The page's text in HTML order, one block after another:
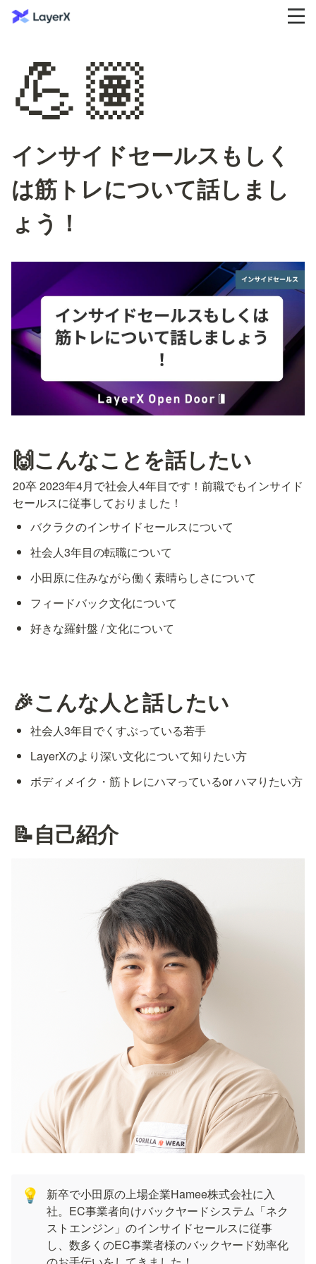
💪🏽
インサイドセールスもしく
は筋トレについて話しまし
ょう！
🙌こんなことを話したい
20卒 2023年4月で社会人4年目です！前職でもインサイド
セールスに従事しておりました！
バクラクのインサイドセールスについて
社会人3年目の転職について
小田原に住みながら働く素晴らしさについて
フィードバック文化について
好きな羅針盤 / 文化について
🎉こんな人と話したい
社会人3年目でくすぶっている若手
LayerXのより深い文化について知りたい方
ボディメイク・筋トレにハマっているor ハマりたい方
📝自己紹介
💡
新卒で小田原の上場企業Hamee株式会社に入
社。EC事業者向けバックヤードシステム「ネク
ストエンジン」のインサイドセールスに従事
し、数多くのEC事業者様のバックヤード効率化